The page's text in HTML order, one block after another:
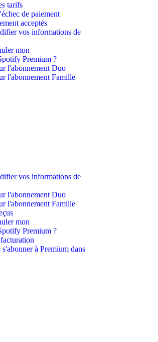
tarifs
de paiement
acceptés
vos informations de
mon
Premium ?
l'abonnement Duo
l'abonnement Famille
vos informations de
l'abonnement Duo
l'abonnement Famille
mon
Premium ?
à Premium dans